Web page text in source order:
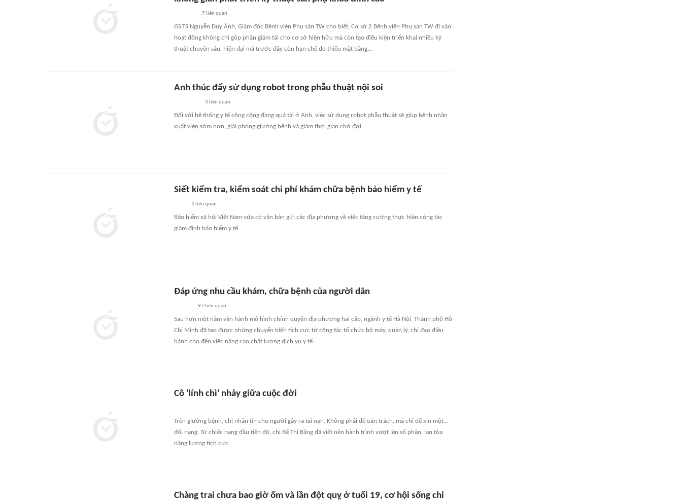
7liên quan
GS.TS Nguyễn Duy Ánh, Giám đốc Bệnh viện Phụ sản TW cho biết, Cơ sở 2 Bệnh viện Phụ sản TW đi vào
hoạt đông không chỉ góp phần giảm tải cho cơ sở hiện hữu mà còn tạo điều kiện triển khai nhiều kỹ
thuật chuyên sâu, hiện đại mà trước đây còn hạn chế do thiếu mặt bằng...
Anh thúc đẩy sử dụng robot trong phẫu thuật nội soi
3 liên quan
Đối với hệ thống y tế công cộng đang quá tải ở Anh, việc sử dụng robot phẫu thuật sẽ giúp bệnh nhân
xuất viện sớm hơn, giải phóng giường bệnh và giảm thời gian chờ đợi.
Siết kiểm tra, kiểm soát chi phí khám chữa bệnh bảo hiểm y tế
2 liên quan
Bảo hiểm xã hội Việt Nam vừa có văn bản gửi các địa phương về việc tăng cường thực hiện công tác
giám định bảo hiểm y tế.
Đáp ứng nhu cầu khám, chữa bệnh của người dân
97 liên quan
Sau hơn một năm vận hành mô hình chính quyền địa phương hai cấp, ngành y tế Hà Nội, Thành phố Hồ
Chí Minh đã tạo được những chuyển biến tích cực từ công tác tổ chức bộ máy, quản lý, chỉ đạo điều
hành cho đến việc nâng cao chất lượng dịch vụ y tế.
Cô 'lính chì' nhảy giữa cuộc đời
Trên giường bệnh, chị nhắn tin cho người gây ra tai nạn. Không phải để oán trách, mà chỉ để xin một...
đôi nạng. Từ chiếc nạng đầu tiên đó, chị Bế Thị Băng đã viết nên hành trình vượt lên số phận, lan tỏa
năng lượng tích cực.
Chàng trai chưa bao giờ ốm và lần đột quỵ ở tuổi 19, cơ hội sống chỉ